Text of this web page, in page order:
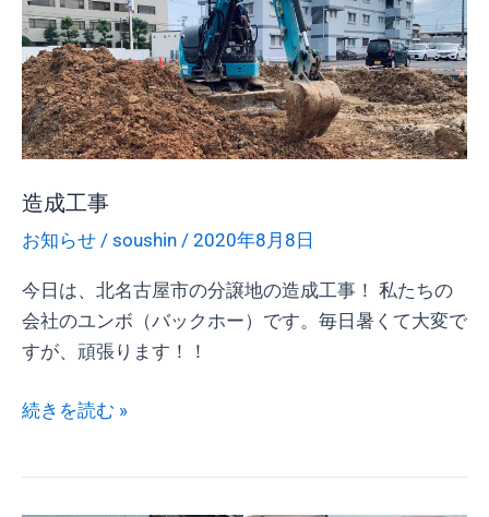
造成工事
お知らせ / soushin / 2020年8月8日
今日は、北名古屋市の分譲地の造成工事！ 私たちの
会社のユンボ（バックホー）です。毎日暑くて大変で
すが、頑張ります！！
事
続きを読む »